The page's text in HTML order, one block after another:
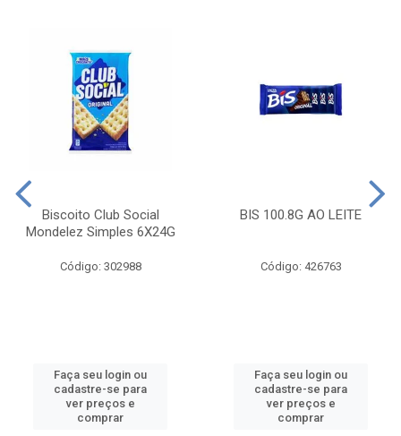
Biscoito Club Social
Mondelez Simples 6X24G
Código: 302988
Faça seu login ou
cadastre-se para
ver preços e
comprar
BIS 100.8G AO LEITE
Código: 426763
Faça seu login ou
cadastre-se para
ver preços e
comprar